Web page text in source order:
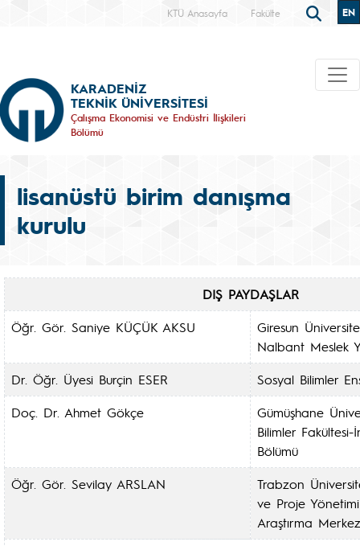
KTÜ Anasayfa Fakülte EN
KARADENİZ
TEKNİK ÜNİVERSİTESİ
Çalışma Ekonomisi ve Endüstri İlişkileri
Bölümü
lisanüstü birim danışma
kurulu
DIŞ PAYDAŞLAR
Öğr. Gör. Saniye KÜÇÜK AKSU
Giresun
Nalbant Meslek
Dr. Öğr. Üyesi Burçin ESER
Sosyal Bilimler
Doç. Dr. Ahmet Gökçe
Gümüşhane
Bilimler Fakültesi-
Bölümü
Öğr. Gör. Sevilay ARSLAN
Trabzon
ve Proje
Araştırma